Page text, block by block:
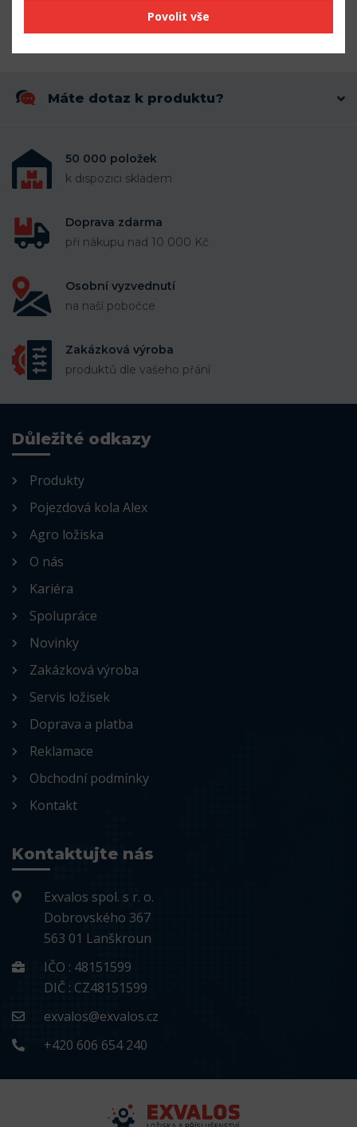
Máte dotaz k produktu?
50 000 položek
k dispozici skladem
Doprava zdarma
při nákupu nad 10 000 Kč
Osobní vyzvednutí
na naší pobočce
Zakázková výroba
produktů dle vašeho přání
Důležité odkazy
Produkty
Pojezdová kola Alex
Agro ložiska
O nás
Kariéra
Spolupráce
Novinky
Zakázková výroba
Servis ložisek
Doprava a platba
Reklamace
Obchodní podmínky
Kontakt
Kontaktujte nás
Exvalos spol. s r. o.
Dobrovského 367
563 01 Lanškroun
IČO : 48151599
DIČ : CZ48151599
exvalos@exvalos.cz
+420 606 654 240
Povolit vše